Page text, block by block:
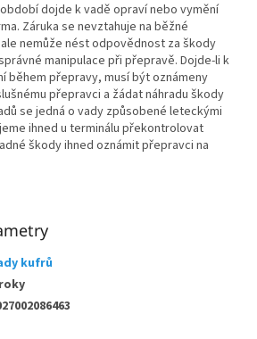
dojde k vadě opraví nebo vymění
Záruka se nevztahuje na běžné
nemůže nést odpovědnost za škody
manipulace při přepravě. Dojde-li k
během přepravy, musí být oznámeny
přepravci a žádat náhradu škody
se jedná o vady způsobené leteckými
ihned u terminálu překontrolovat
škody ihned oznámit přepravci na
kufrů